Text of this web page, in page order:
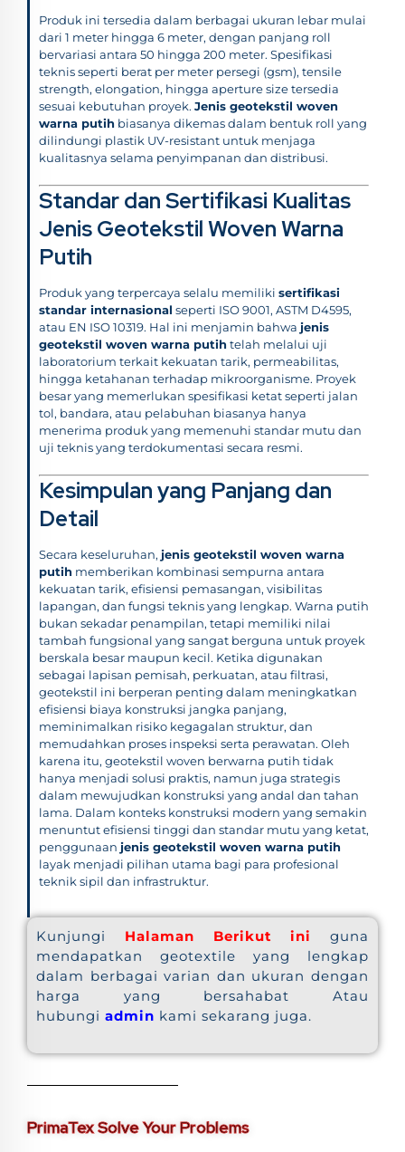
Produk ini tersedia dalam berbagai ukuran lebar mulai
dari 1 meter hingga 6 meter, dengan panjang roll
bervariasi antara 50 hingga 200 meter. Spesifikasi
teknis seperti berat per meter persegi (gsm), tensile
strength, elongation, hingga aperture size tersedia
sesuai kebutuhan proyek. Jenis geotekstil woven
warna putih biasanya dikemas dalam bentuk roll yang
dilindungi plastik UV-resistant untuk menjaga
kualitasnya selama penyimpanan dan distribusi.
Standar dan Sertifikasi Kualitas
Jenis Geotekstil Woven Warna
Putih
Produk yang terpercaya selalu memiliki sertifikasi
standar internasional seperti ISO 9001, ASTM D4595,
atau EN ISO 10319. Hal ini menjamin bahwa jenis
geotekstil woven warna putihtelah melalui uji
laboratorium terkait kekuatan tarik, permeabilitas,
hingga ketahanan terhadap mikroorganisme. Proyek
besar yang memerlukan spesifikasi ketat seperti jalan
tol, bandara, atau pelabuhan biasanya hanya
menerima produk yang memenuhi standar mutu dan
uji teknis yang terdokumentasi secara resmi.
Kesimpulan yang Panjang dan
Detail
Secara keseluruhan, jenis geotekstil woven warna
putih memberikan kombinasi sempurna antara
kekuatan tarik, efisiensi pemasangan, visibilitas
lapangan, dan fungsi teknis yang lengkap. Warna putih
bukan sekadar penampilan, tetapi memiliki nilai
tambah fungsional yang sangat berguna untuk proyek
berskala besar maupun kecil. Ketika digunakan
sebagai lapisan pemisah, perkuatan, atau filtrasi,
geotekstil ini berperan penting dalam meningkatkan
efisiensi biaya konstruksi jangka panjang,
meminimalkan risiko kegagalan struktur, dan
memudahkan proses inspeksi serta perawatan. Oleh
karena itu, geotekstil woven berwarna putih tidak
hanya menjadi solusi praktis, namun juga strategis
dalam mewujudkan konstruksi yang andal dan tahan
lama. Dalam konteks konstruksi modern yang semakin
menuntut efisiensi tinggi dan standar mutu yang ketat,
penggunaan jenis geotekstil woven warna putih
layak menjadi pilihan utama bagi para profesional
teknik sipil dan infrastruktur.
Kunjungi Halaman Berikut ini
guna
mendapatkan geotextile yang lengkap
dalam berbagai varian dan ukuran dengan
harga yang bersahabat Atau
hubungi admin kami sekarang juga.
PrimaTex Solve Your Problems